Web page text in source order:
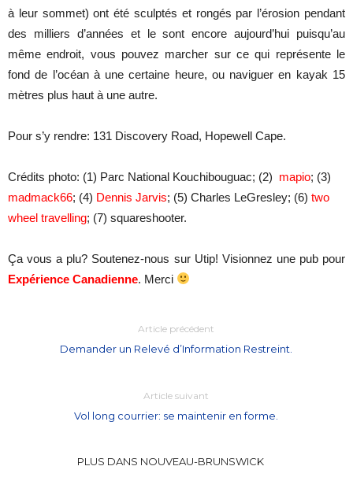
à leur sommet) ont été sculptés et rongés par l’érosion pendant
des milliers d’années et le sont encore aujourd’hui puisqu’au
même endroit, vous pouvez marcher sur ce qui représente le
fond de l’océan à une certaine heure, ou naviguer en kayak 15
mètres plus haut à une autre.
Pour s’y rendre: 131 Discovery Road, Hopewell Cape.
Crédits photo: (1) Parc National Kouchibouguac; (2) mapio; (3)
madmack66; (4) Dennis Jarvis; (5) Charles LeGresley; (6) two
wheel travelling; (7) squareshooter.
Ça vous a plu? Soutenez-nous sur Utip! Visionnez une pub pour
Expérience Canadienne. Merci
Article précédent
Demander un Relevé d’Information Restreint.
Article suivant
Vol long courrier: se maintenir en forme.
PLUS DANS NOUVEAU-BRUNSWICK